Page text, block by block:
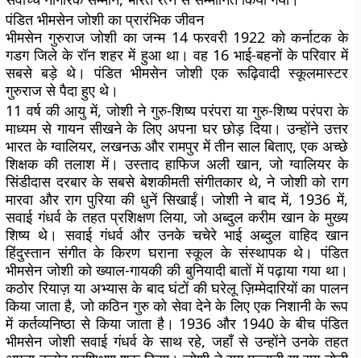
पंडित भीमसेन जोशी का प्रारंभिक जीवन
भीमसेन गुरुराज जोशी का जन्म 14 फरवरी 1922 को कर्नाटक के
गडग जिले के रॉन शहर में हुआ था। वह 16 भाई-बहनों के परिवार में
सबसे बड़े थे। पंडित भीमसेन जोशी एक रूढ़िवादी स्कूलमास्टर
गुरुराज से पैदा हुए थे।
11 वर्ष की आयु में, जोशी ने गुरु-शिष्य परंपरा या गुरु-शिष्य परंपरा के
माध्यम से गायन सीखने के लिए अपना घर छोड़ दिया। उन्होंने उत्तर
भारत के ग्वालियर, लखनऊ और रामपुर में तीन साल बिताए, एक अच्छे
शिक्षक की तलाश में। उस्ताद हाफिज अली खान, जो ग्वालियर के
सिंडीदास दरबार के सबसे बेशकीमती संगीतकार थे, ने जोशी को राग
मारवा और राग पुरिया की धुनें सिखाईं। जोशी ने बाद में, 1936 में,
सवाई गंधर्व के तहत प्रशिक्षण लिया, जो अब्दुल करीम खान के मुख्य
शिष्य थे। सवाई गंधर्व और उनके चचेरे भाई अब्दुल वाहिद खान
हिंदुस्तान संगीत के किरण घराना स्कूल के संस्थापक थे। पंडित
भीमसेन जोशी को ख्याल-गायकी की बुनियादी बातों में पढ़ाया गया था।
कठोर रियाज़ या अभ्यास के बाद घंटों की घरेलू ज़िम्मेदारियों का पालन
किया जाता है, जो कठिन गुरु को सेवा देने के लिए एक निशानी के रूप
में कर्तव्यनिष्ठा से किया जाता है। 1936 और 1940 के बीच पंडित
भीमसेन जोशी सवाई गंधर्व के साथ रहे, जहाँ से उन्होंने उनके तहत